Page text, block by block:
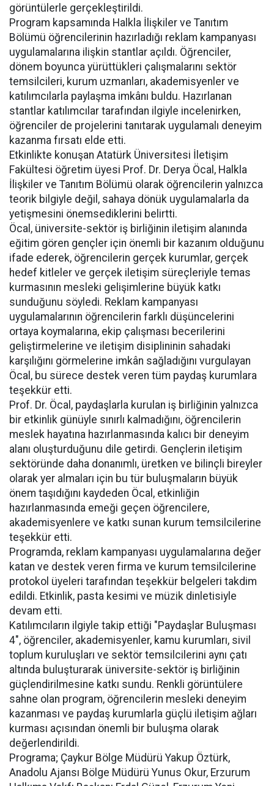
görüntülerle gerçekleştirildi.
Program kapsamında Halkla İlişkiler ve Tanıtım
Bölümü öğrencilerinin hazırladığı reklam kampanyası
uygulamalarına ilişkin stantlar açıldı. Öğrenciler,
dönem boyunca yürüttükleri çalışmalarını sektör
temsilcileri, kurum uzmanları, akademisyenler ve
katılımcılarla paylaşma imkânı buldu. Hazırlanan
stantlar katılımcılar tarafından ilgiyle incelenirken,
öğrenciler de projelerini tanıtarak uygulamalı deneyim
kazanma fırsatı elde etti.
Etkinlikte konuşan Atatürk Üniversitesi İletişim
Fakültesi öğretim üyesi Prof. Dr. Derya Öcal, Halkla
İlişkiler ve Tanıtım Bölümü olarak öğrencilerin yalnızca
teorik bilgiyle değil, sahaya dönük uygulamalarla da
yetişmesini önemsediklerini belirtti.
Öcal, üniversite-sektör iş birliğinin iletişim alanında
eğitim gören gençler için önemli bir kazanım olduğunu
ifade ederek, öğrencilerin gerçek kurumlar, gerçek
hedef kitleler ve gerçek iletişim süreçleriyle temas
kurmasının mesleki gelişimlerine büyük katkı
sunduğunu söyledi. Reklam kampanyası
uygulamalarının öğrencilerin farklı düşüncelerini
ortaya koymalarına, ekip çalışması becerilerini
geliştirmelerine ve iletişim disiplininin sahadaki
karşılığını görmelerine imkân sağladığını vurgulayan
Öcal, bu sürece destek veren tüm paydaş kurumlara
teşekkür etti.
Prof. Dr. Öcal, paydaşlarla kurulan iş birliğinin yalnızca
bir etkinlik günüyle sınırlı kalmadığını, öğrencilerin
meslek hayatına hazırlanmasında kalıcı bir deneyim
alanı oluşturduğunu dile getirdi. Gençlerin iletişim
sektöründe daha donanımlı, üretken ve bilinçli bireyler
olarak yer almaları için bu tür buluşmaların büyük
önem taşıdığını kaydeden Öcal, etkinliğin
hazırlanmasında emeği geçen öğrencilere,
akademisyenlere ve katkı sunan kurum temsilcilerine
teşekkür etti.
Programda, reklam kampanyası uygulamalarına değer
katan ve destek veren firma ve kurum temsilcilerine
protokol üyeleri tarafından teşekkür belgeleri takdim
edildi. Etkinlik, pasta kesimi ve müzik dinletisiyle
devam etti.
Katılımcıların ilgiyle takip ettiği "Paydaşlar Buluşması
4", öğrenciler, akademisyenler, kamu kurumları, sivil
toplum kuruluşları ve sektör temsilcilerini aynı çatı
altında buluşturarak üniversite-sektör iş birliğinin
güçlendirilmesine katkı sundu. Renkli görüntülere
sahne olan program, öğrencilerin mesleki deneyim
kazanması ve paydaş kurumlarla güçlü iletişim ağları
kurması açısından önemli bir buluşma olarak
değerlendirildi.
Programa; Çaykur Bölge Müdürü Yakup Öztürk,
Anadolu Ajansı Bölge Müdürü Yunus Okur, Erzurum